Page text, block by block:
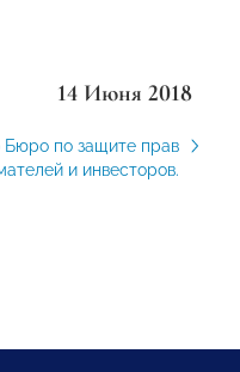
14 Июня 2018
Бюро по защите прав
и инвесторов.